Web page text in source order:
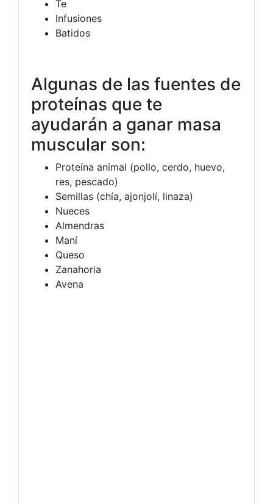
Te
Infusiones
Batidos
Algunas de las fuentes de
proteínas que te
ayudarán a ganar masa
muscular son:
Proteína animal (pollo, cerdo, huevo,
res, pescado)
Semillas (chía, ajonjolí, linaza)
Nueces
Almendras
Maní
Queso
Zanahoria
Avena